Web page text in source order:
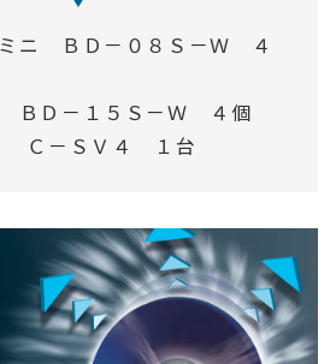
ミニ ＢＤ－０８Ｓ－Ｗ ４
ＢＤ－１５Ｓ－Ｗ ４個
Ｃ－ＳＶ４ １台